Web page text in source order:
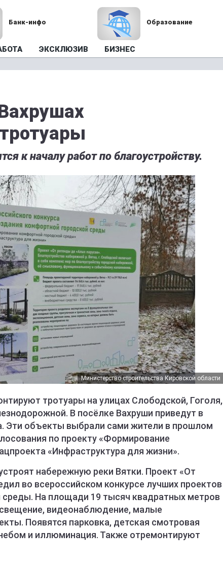
Банк-инфо Образование
ЭКСКЛЮЗИВ БИЗНЕС
к началу работ по благоустройству.
Министерство строительства Кировской области
тротуары на улицах Слободской, Гоголя,
В посёлке Вахруши приведут в
Эти объекты выбрали сами жители в прошлом
по проекту «Формирование
«Инфраструктура для жизни».
набережную реки Вятки. Проект «От
во всероссийском конкурсе лучших проектов
На площади 19 тысяч квадратных метров
видеонаблюдение, малые
Появятся парковка, детская смотровая
и иллюминация. Также отремонтируют